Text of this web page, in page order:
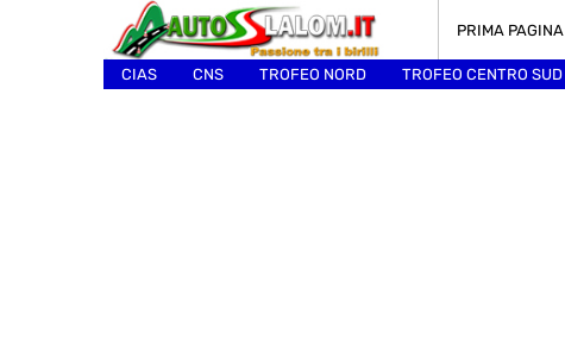
PRIMA PAGINA
CIAS CNS TROFEO NORD TROFEO CENTRO SUD